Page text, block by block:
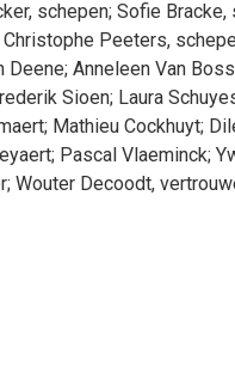
, schepen; Sofie Bracke,
Christophe Peeters,
Deene; Anneleen Van
Sioen; Laura
; Mathieu Cockhuyt;
; Pascal Vlaeminck;
; Wouter Decoodt,